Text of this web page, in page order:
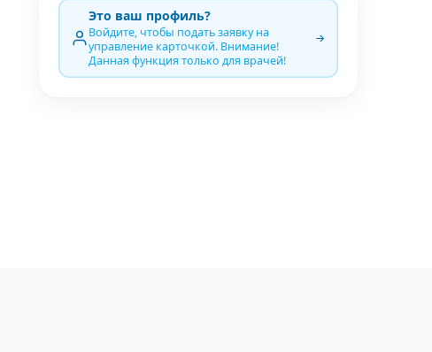
Это ваш профиль?
Войдите, чтобы подать заявку на
управление карточкой. Внимание!
Данная функция только для врачей!